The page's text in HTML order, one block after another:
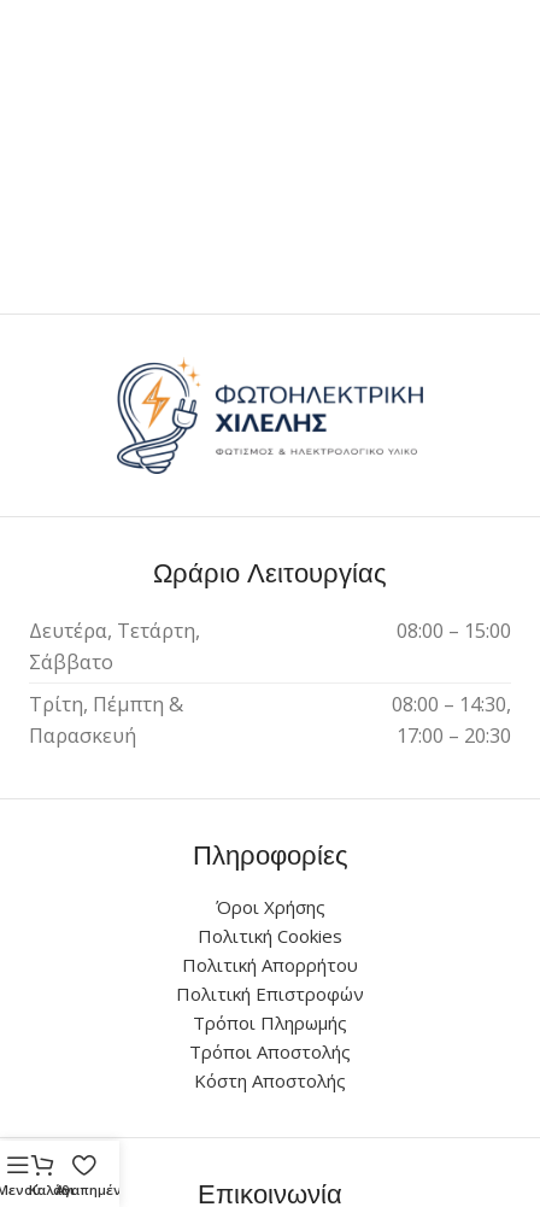
Ωράριο Λειτουργίας
Δευτέρα, Τετάρτη,
Σάββατο
08:00 – 15:00
Τρίτη, Πέμπτη &
Παρασκευή
08:00 – 14:30,
17:00 – 20:30
Πληροφορίες
Όροι Χρήσης
Πολιτική Cookies
Πολιτική Απορρήτου
Πολιτική Επιστροφών
Τρόποι Πληρωμής
Τρόποι Αποστολής
Κόστη Αποστολής
Επικοινωνία
ΚαλάθιΑγαπημένα